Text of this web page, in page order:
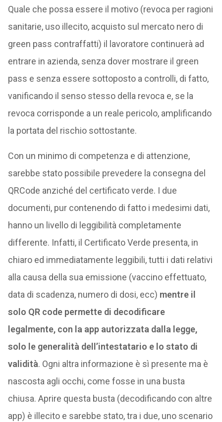
Quale che possa essere il motivo (revoca per ragioni
sanitarie, uso illecito, acquisto sul mercato nero di
green pass contraffatti) il lavoratore continuerà ad
entrare in azienda, senza dover mostrare il green
pass e senza essere sottoposto a controlli, di fatto,
vanificando il senso stesso della revoca e, se la
revoca corrisponde a un reale pericolo, amplificando
la portata del rischio sottostante.
Con un minimo di competenza e di attenzione,
sarebbe stato possibile prevedere la consegna del
QRCode anziché del certificato verde. I due
documenti, pur contenendo di fatto i medesimi dati,
hanno un livello di leggibilità completamente
differente. Infatti, il Certificato Verde presenta, in
chiaro ed immediatamente leggibili, tutti i dati relativi
alla causa della sua emissione (vaccino effettuato,
data di scadenza, numero di dosi, ecc) mentre il
solo QR code permette di decodificare
legalmente, con la app autorizzata dalla legge,
solo le generalità dell’intestatario e lo stato di
validità. Ogni altra informazione è sì presente ma è
nascosta agli occhi, come fosse in una busta
chiusa. Aprire questa busta (decodificando con altre
app) è illecito e sarebbe stato, tra i due, uno scenario